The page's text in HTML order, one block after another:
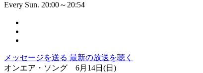
Every Sun. 20:00～20:54
メッセージを送る 最新の放送を聴く
オンエア・ソング 6月14日(日)